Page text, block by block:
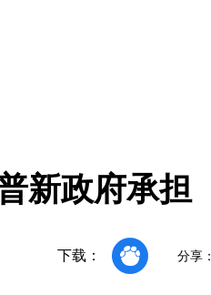
新政府承担
下载： 分享：